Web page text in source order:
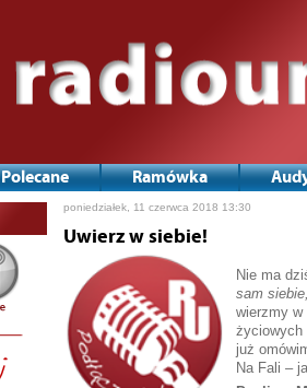
Polecane Ramówka
poniedziałek, 11 czerwca 2018 13:30
Uwierz w siebie!
Nie ma
sam
wierzmy w
życiowych
już
Na Fali –